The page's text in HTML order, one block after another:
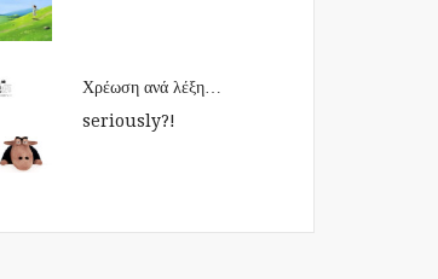
Χρέωση ανά λέξη…
seriously?!